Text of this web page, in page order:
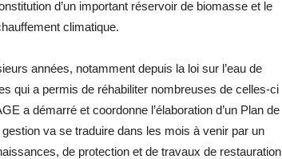
d’un important réservoir de biomasse et le
climatique.
années, notamment depuis la loi sur l’eau de
qui a permis de réhabiliter nombreuses de celles-ci
a démarré et coordonne l’élaboration d’un Plan de
va se traduire dans les mois à venir par un
de protection et de travaux de restauration